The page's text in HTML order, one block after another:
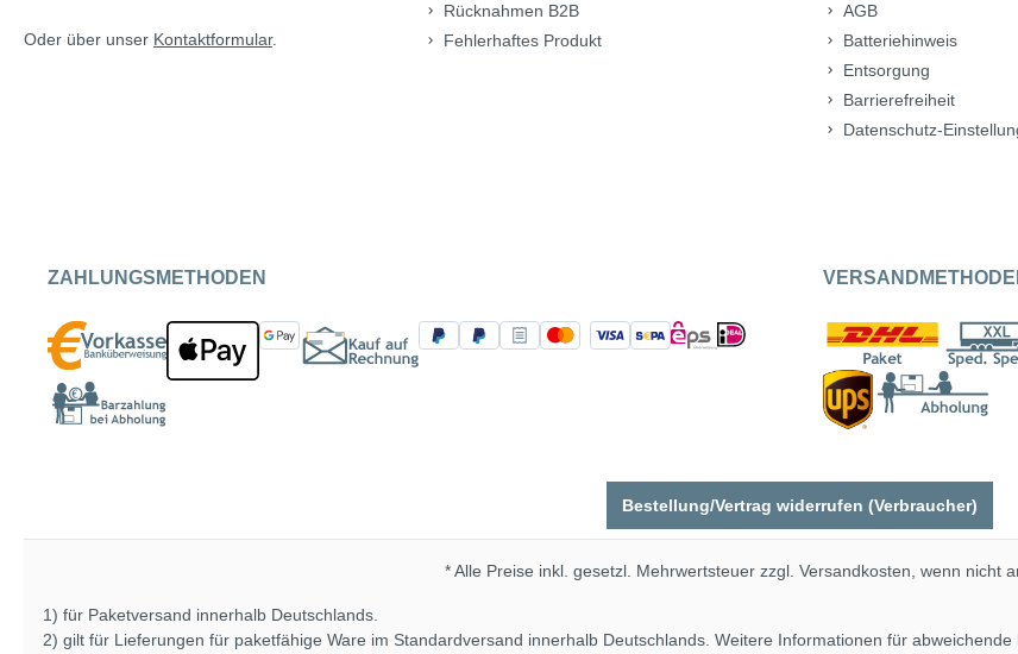
Oder über unser Kontaktformular.
Rücknahmen B2B
Fehlerhaftes Produkt
AGB
Batteriehinweis
Entsorgung
Barrierefreiheit
Datenschutz-
ZAHLUNGSMETHODEN
Bestellung/Vertrag widerrufen (Verbraucher)
* Alle Preise inkl. gesetzl. Mehrwertsteuer zzgl. Versandkosten , wenn nicht
1) für Paketversand innerhalb Deutschlands.
2) gilt für Lieferungen für paketfähige Ware im Standardversand innerhalb Deutschlands. Weitere Informationen für